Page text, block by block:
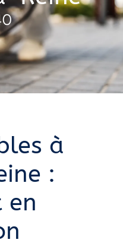
à
:
en